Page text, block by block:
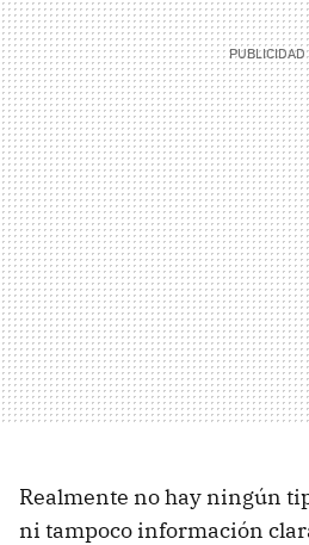
Realmente no hay ningún
ni tampoco información